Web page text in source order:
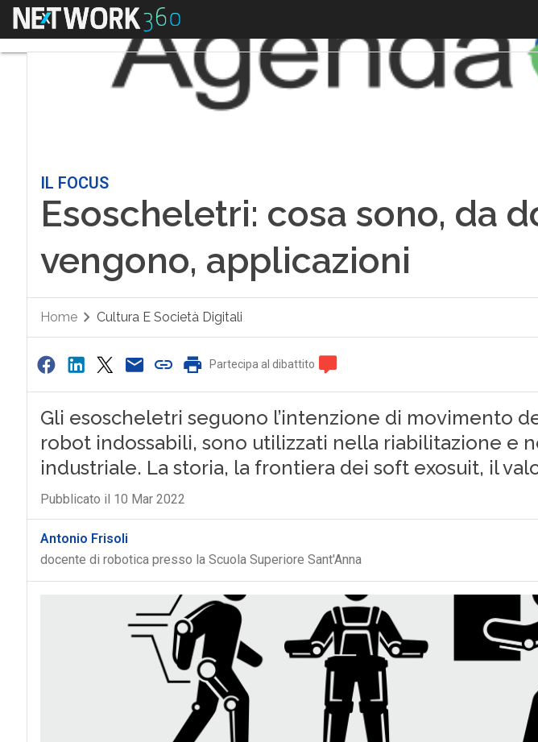
Menu
IL FOCUS
Esoscheletri: cosa sono, da
vengono, applicazioni
Home Cultura E Società Digitali
Partecipa al dibattito
Gli esoscheletri seguono l’intenzione di movimento
robot indossabili, sono utilizzati nella riabilitazione e
industriale. La storia, la frontiera dei soft exosuit, il
Pubblicato il 10 Mar 2022
Antonio Frisoli
docente di robotica presso la Scuola Superiore Sant'Anna